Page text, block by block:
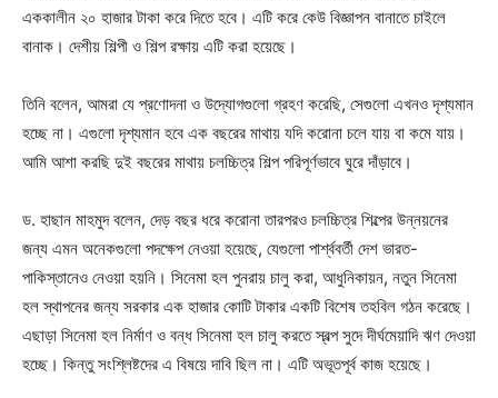
এককালীন ২০ হাজার টাকা করে দিতে হবে। এটি করে কেউ বিজ্ঞাপন বানাতে চাইলে
বানাক। দেশীয় শিল্পী ও শিল্প রক্ষায় এটি করা হয়েছে।
তিনি বলেন, আমরা যে প্রণোদনা ও উদ্যোগগুলো গ্রহণ করেছি, সেগুলো এখনও দৃশ্যমান
হচ্ছে না। এগুলো দৃশ্যমান হবে এক বছরের মাথায় যদি করোনা চলে যায় বা কমে যায়।
আমি আশা করছি দুই বছরের মাথায় চলচ্চিত্র শিল্প পরিপূর্ণভাবে ঘুরে দাঁড়াবে।
ড. হাছান মাহমুদ বলেন, দেড় বছর ধরে করোনা তারপরও চলচ্চিত্র শিল্পের উন্নয়নের
জন্য এমন অনেকগুলো পদক্ষেপ নেওয়া হয়েছে, যেগুলো পার্শ্ববর্তী দেশ ভারত-
পাকিস্তানেও নেওয়া হয়নি। সিনেমা হল পুনরায় চালু করা, আধুনিকায়ন, নতুন সিনেমা
হল স্থাপনের জন্য সরকার এক হাজার কোটি টাকার একটি বিশেষ তহবিল গঠন করেছে।
এছাড়া সিনেমা হল নির্মাণ ও বন্ধ সিনেমা হল চালু করতে স্বল্প সুদে দীর্ঘমেয়াদি ঋণ দেওয়া
হচ্ছে। কিন্তু সংশ্লিষ্টদের এ বিষয়ে দাবি ছিল না। এটি অভূতপূর্ব কাজ হয়েছে।